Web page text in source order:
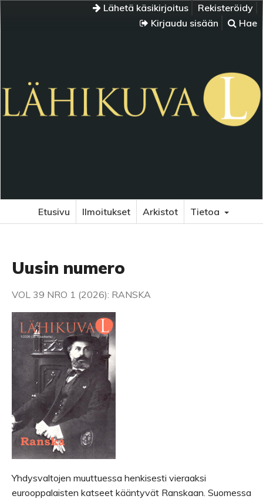
Lähetä käsikirjoitus
Rekisteröidy
Kirjaudu sisään
Hae
Etusivu Ilmoitukset Arkistot Tietoa
Uusin numero
VOL 39 NRO 1 (2026): RANSKA
Yhdysvaltojen muuttuessa henkisesti vieraaksi
eurooppalaisten katseet kääntyvät Ranskaan. Suomessa